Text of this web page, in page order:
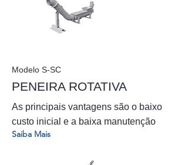
Modelo S-SC
PENEIRA ROTATIVA
As principais vantagens são o baixo
custo inicial e a baixa manutenção
Saiba Mais